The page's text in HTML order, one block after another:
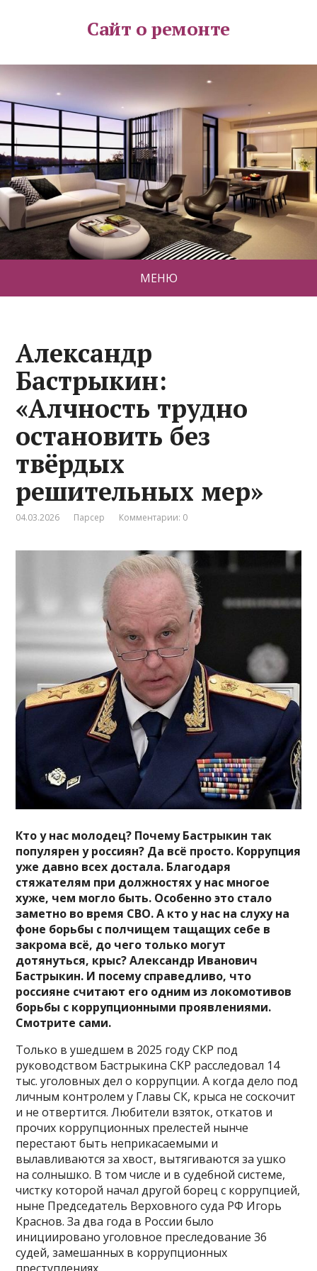
Сайт о ремонте
МЕНЮ
Александр
Бастрыкин:
«Алчность трудно
остановить без
твёрдых
решительных мер»
04.03.2026 Парсер Комментарии: 0
Кто у нас молодец? Почему Бастрыкин так
популярен у россиян? Да всё просто. Коррупция
уже давно всех достала. Благодаря
стяжателям при должностях у нас многое
хуже, чем могло быть. Особенно это стало
заметно во время СВО. А кто у нас на слуху на
фоне борьбы с полчищем тащащих себе в
закрома всё, до чего только могут
дотянуться, крыс? Александр Иванович
Бастрыкин. И посему справедливо, что
россияне считают его одним из локомотивов
борьбы с коррупционными проявлениями.
Смотрите сами.
Только в ушедшем в 2025 году СКР под
руководством Бастрыкина СКР расследовал 14
тыс. уголовных дел о коррупции. А когда дело под
личным контролем у Главы СК, крыса не соскочит
и не отвертится. Любители взяток, откатов и
прочих коррупционных прелестей нынче
перестают быть неприкасаемыми и
вылавливаются за хвост, вытягиваются за ушко
на солнышко. В том числе и в судебной системе,
чистку которой начал другой борец с коррупцией,
ныне Председатель Верховного суда РФ Игорь
Краснов. За два года в России было
инициировано уголовное преследование 36
судей, замешанных в коррупционных